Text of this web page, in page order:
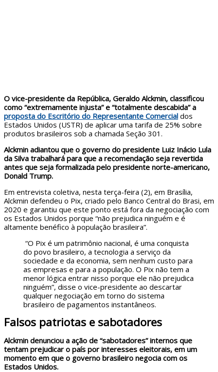
O vice-presidente da República, Geraldo Alckmin, classificou
como “extremamente injusta” e “totalmente descabida” a
proposta do Escritório do Representante Comercial dos
Estados Unidos (USTR) de aplicar uma tarifa de 25% sobre
produtos brasileiros sob a chamada Seção 301.
Alckmin adiantou que o governo do presidente Luiz Inácio Lula
da Silva trabalhará para que a recomendação seja revertida
antes que seja formalizada pelo presidente norte-americano,
Donald Trump.
Em entrevista coletiva, nesta terça-feira (2), em Brasília,
Alckmin defendeu o Pix, criado pelo Banco Central do Brasi, em
2020 e garantiu que este ponto está fora da negociação com
os Estados Unidos porque “não prejudica ninguém e é
altamente benéfico à população brasileira”.
“O Pix é um patrimônio nacional, é uma conquista
do povo brasileiro, a tecnologia a serviço da
sociedade e da economia, sem nenhum custo para
as empresas e para a população. O Pix não tem a
menor lógica entrar nisso porque ele não prejudica
ninguém”, disse o vice-presidente ao descartar
qualquer negociação em torno do sistema
brasileiro de pagamentos instantâneos.
Falsos patriotas e sabotadores
Alckmin denunciou a ação de “sabotadores” internos que
tentam prejudicar o país por interesses eleitorais, em um
momento em que o governo brasileiro negocia com os
Estados Unidos.